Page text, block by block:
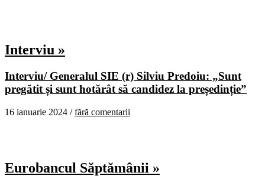
Interviu »
Interviu/ Generalul SIE (r) Silviu Predoiu: „Sunt
pregătit și sunt hotărât să candidez la președinție”
16 ianuarie 2024 /fără comentarii
Eurobancul Săptămânii »